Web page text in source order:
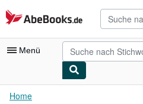
Zum Hauptinhalt
AbeBooks.de
Menü
Nutzerkonto
Home